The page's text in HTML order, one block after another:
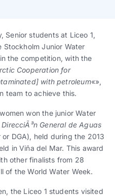
|English
| English
| English
|English
English
English
Senior students at Liceo 1,
Junior Water
the competition, with the
Cooperation for
with petroleum«»,
team to achieve this.
won the junior Water
DirecciÃ³n General de Aguas
DGA), held during the 2013
in Viña del Mar. This award
other finalists from 28
of the World Water Week.
the Liceo 1 students visited